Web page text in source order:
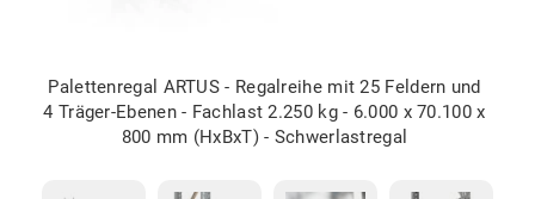
Palettenregal ARTUS - Regalreihe mit 25 Feldern und
4 Träger-Ebenen - Fachlast 2.250 kg - 6.000 x 70.100 x
800 mm (HxBxT) - Schwerlastregal